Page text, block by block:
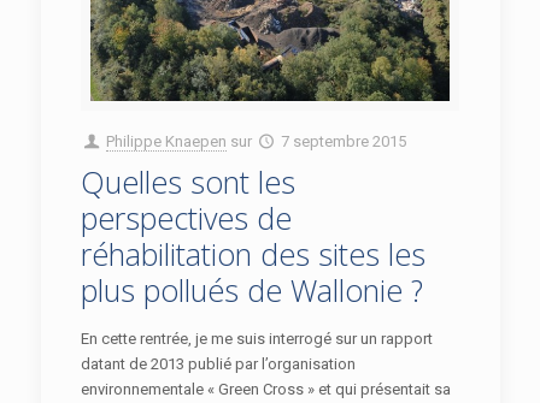
Philippe Knaepen sur 7 septembre 2015
Quelles sont les
perspectives de
réhabilitation des sites les
plus pollués de Wallonie ?
En cette rentrée, je me suis interrogé sur un rapport
datant de 2013 publié par l’organisation
environnementale « Green Cross » et qui présentait sa